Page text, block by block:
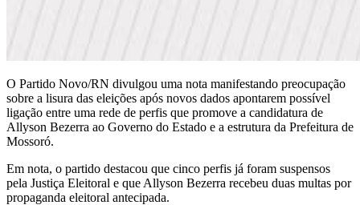
O Partido Novo/RN divulgou uma nota manifestando preocupação
sobre a lisura das eleições após novos dados apontarem possível
ligação entre uma rede de perfis que promove a candidatura de
Allyson Bezerra ao Governo do Estado e a estrutura da Prefeitura de
Mossoró.
Em nota, o partido destacou que cinco perfis já foram suspensos
pela Justiça Eleitoral e que Allyson Bezerra recebeu duas multas por
propaganda eleitoral antecipada.